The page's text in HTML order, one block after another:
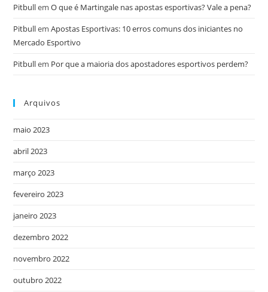
PitbullemO que é Martingale nas apostas esportivas? Vale a pena?
PitbullemApostas Esportivas: 10 erros comuns dos iniciantes no
Mercado Esportivo
Pitbullem Por que a maioria dos apostadores esportivos perdem?
Arquivos
maio 2023
abril 2023
março 2023
fevereiro 2023
janeiro 2023
dezembro 2022
novembro 2022
outubro 2022